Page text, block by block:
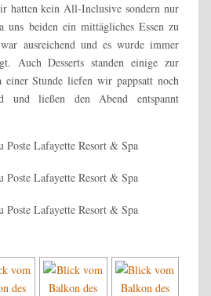
hatten kein All-Inclusive sondern nur
uns beiden ein mittägliches Essen zu
ausreichend und es wurde immer
Auch Desserts standen einige zur
einer Stunde liefen wir pappsatt noch
und ließen den Abend entspannt